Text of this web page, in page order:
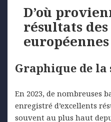
D’où
résultats
européennes
Graphique de la
En 2023, de nombreuses
enregistré d’excellents
souvent au plus haut